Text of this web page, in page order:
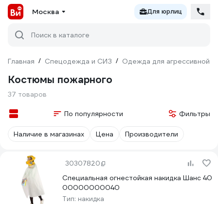
Москва Для юрлиц
Поиск в каталоге
Главная / Спецодежда и СИЗ / Одежда для агрессивной
Костюмы пожарного
37 товаров
По популярности Фильтры
Наличие в магазинах Цена Производители
30307820
Специальная огнестойкая накидка Шанс 40
00000000040
Тип: накидка